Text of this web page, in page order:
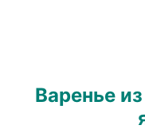
Варенье